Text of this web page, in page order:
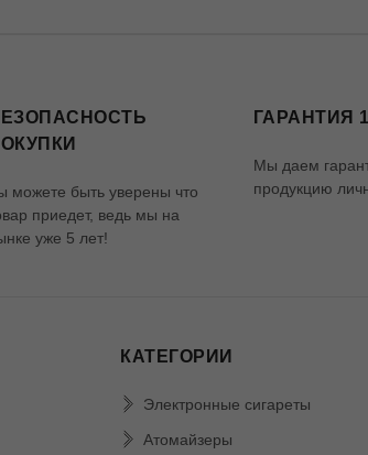
можете быть уверены что
приедет, ведь мы на
уже 5 лет!
ГАРАНТИЯ
Мы даем
продукцию
КАТЕГОРИИ
Электронные сигареты
Атомайзеры